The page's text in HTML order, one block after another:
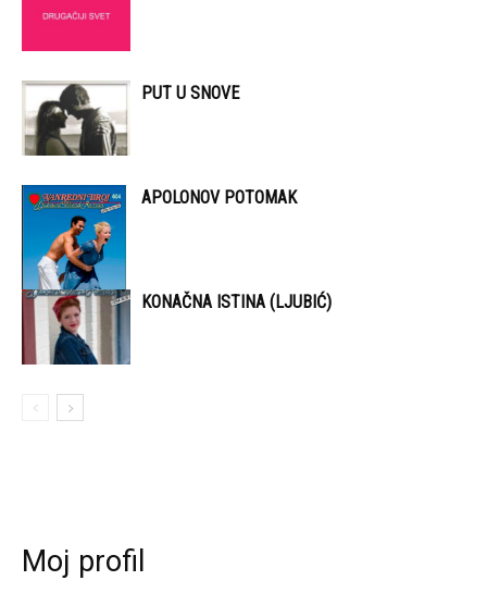
PUT U SNOVE
APOLONOV POTOMAK
KONAČNA ISTINA (LJUBIĆ)
Moj profil